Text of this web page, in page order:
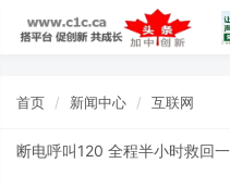
首页 新闻中心 互联网
电呼叫120 全程半小时救回一命